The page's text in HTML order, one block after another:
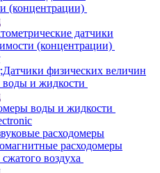
(концентрации)
датчики
(концентрации)
физических величин
воды и жидкости
воды и жидкости
расходомеры
расходомеры
воздуха